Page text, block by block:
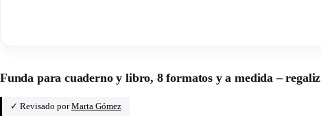
Funda para cuaderno y libro, 8 formatos y a medida – regaliz
✓ Revisado porMarta Gómez